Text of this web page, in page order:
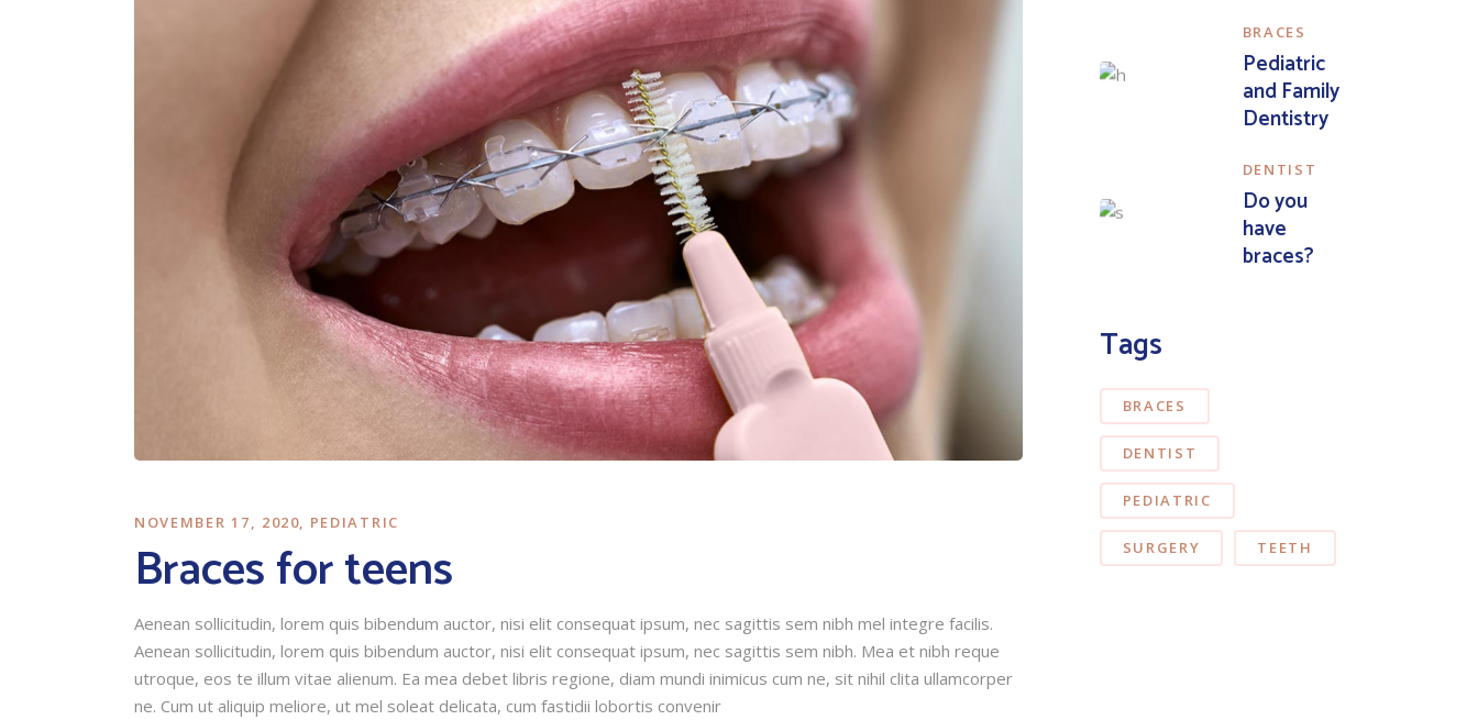
NOVEMBER 17, 2020 PEDIATRIC
Braces for teens
Aenean sollicitudin, lorem quis bibendum auctor, nisi elit consequat ipsum, nec sagittis sem nibh mel integre facilis.
Aenean sollicitudin, lorem quis bibendum auctor, nisi elit consequat ipsum, nec sagittis sem nibh. Mea et nibh reque
utroque, eos te illum vitae alienum. Ea mea debet libris regione, diam mundi inimicus cum ne, sit nihil clita ullamcorper
ne. Cum ut aliquip meliore, ut mel soleat delicata, cum fastidii lobortis convenir
BRACES
Pediatric
and Family
Dentistry
DENTIST
Do you
have
braces?
Tags
BRACES
DENTIST
PEDIATRIC
SURGERY TEETH